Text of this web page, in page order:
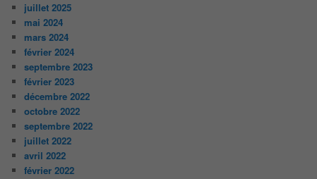
juillet 2025
mai 2024
mars 2024
février 2024
septembre 2023
février 2023
décembre 2022
octobre 2022
septembre 2022
juillet 2022
avril 2022
février 2022